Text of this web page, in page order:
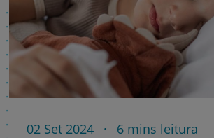
02 Set 2024 6 mins leitura